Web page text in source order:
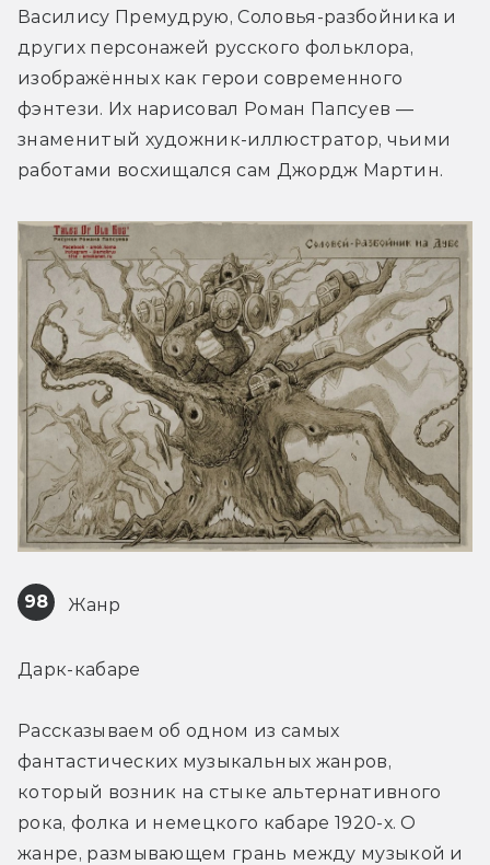
Василису Премудрую, Соловья-разбойника и
других персонажей русского фольклора,
изображённых как герои современного
фэнтези. Их нарисовал Роман Папсуев —
знаменитый художник-иллюстратор, чьими
работами восхищался сам Джордж Мартин.
98 Жанр
Дарк-кабаре
Рассказываем об одном из самых
фантастических музыкальных жанров,
который возник на стыке альтернативного
рока, фолка и немецкого кабаре 1920-х. О
жанре, размывающем грань между музыкой и